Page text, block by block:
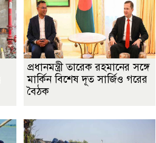
প্রধানমন্ত্রী তারেক রহমানের সঙ্গে
মার্কিন বিশেষ দূত সার্জিও গরের
বৈঠক